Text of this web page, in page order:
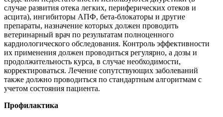
случае развития отека легких, периферических отеков и
асцита), ингибиторы АПФ, бета-блокаторы и другие
препараты, назначение которых должен проводить
ветеринарный врач по результатам полноценного
кардиологического обследования. Контроль эффективности
их применения должен проводиться регулярно, а дозы и
продолжительность курса, в случае необходимости,
корректироваться. Лечение сопутствующих заболеваний
также должно проводиться по стандартным алгоритмам с
учетом состояния пациента.
Профилактика